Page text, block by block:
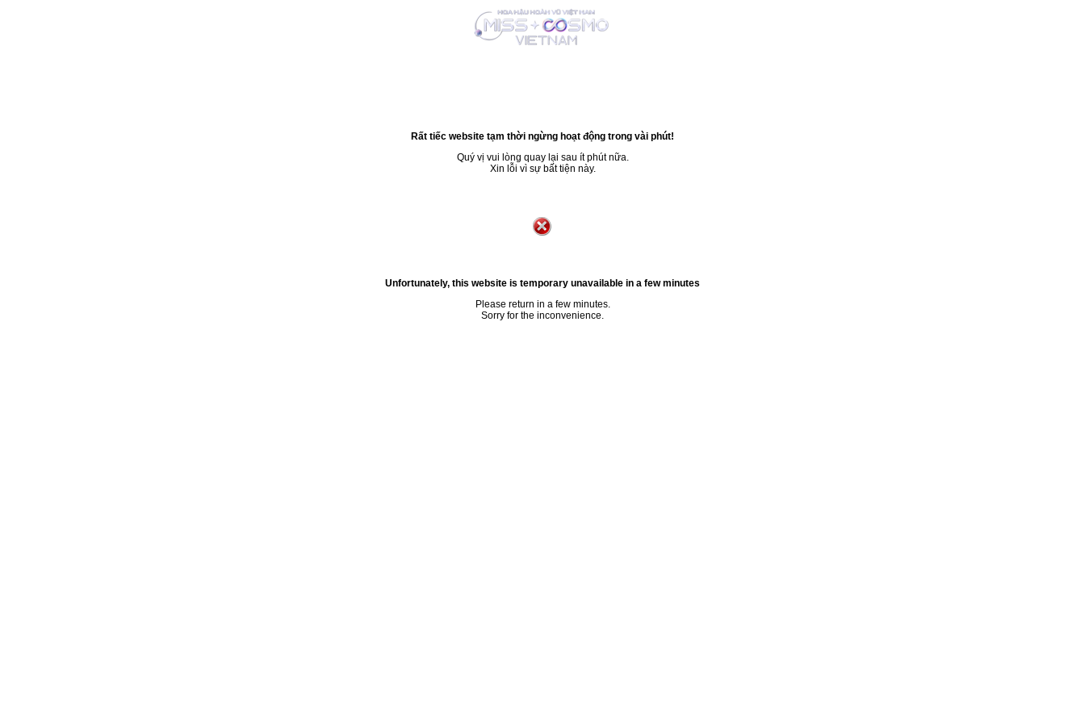
Rất tiếc website tạm thời ngừng hoạt động trong vài phút!
Quý vị vui lòng quay lại sau ít phút nữa.
Xin lỗi vì sự bất tiện này.
Unfortunately, this website is temporary unavailable in a few minutes
Please return in a few minutes.
Sorry for the inconvenience.